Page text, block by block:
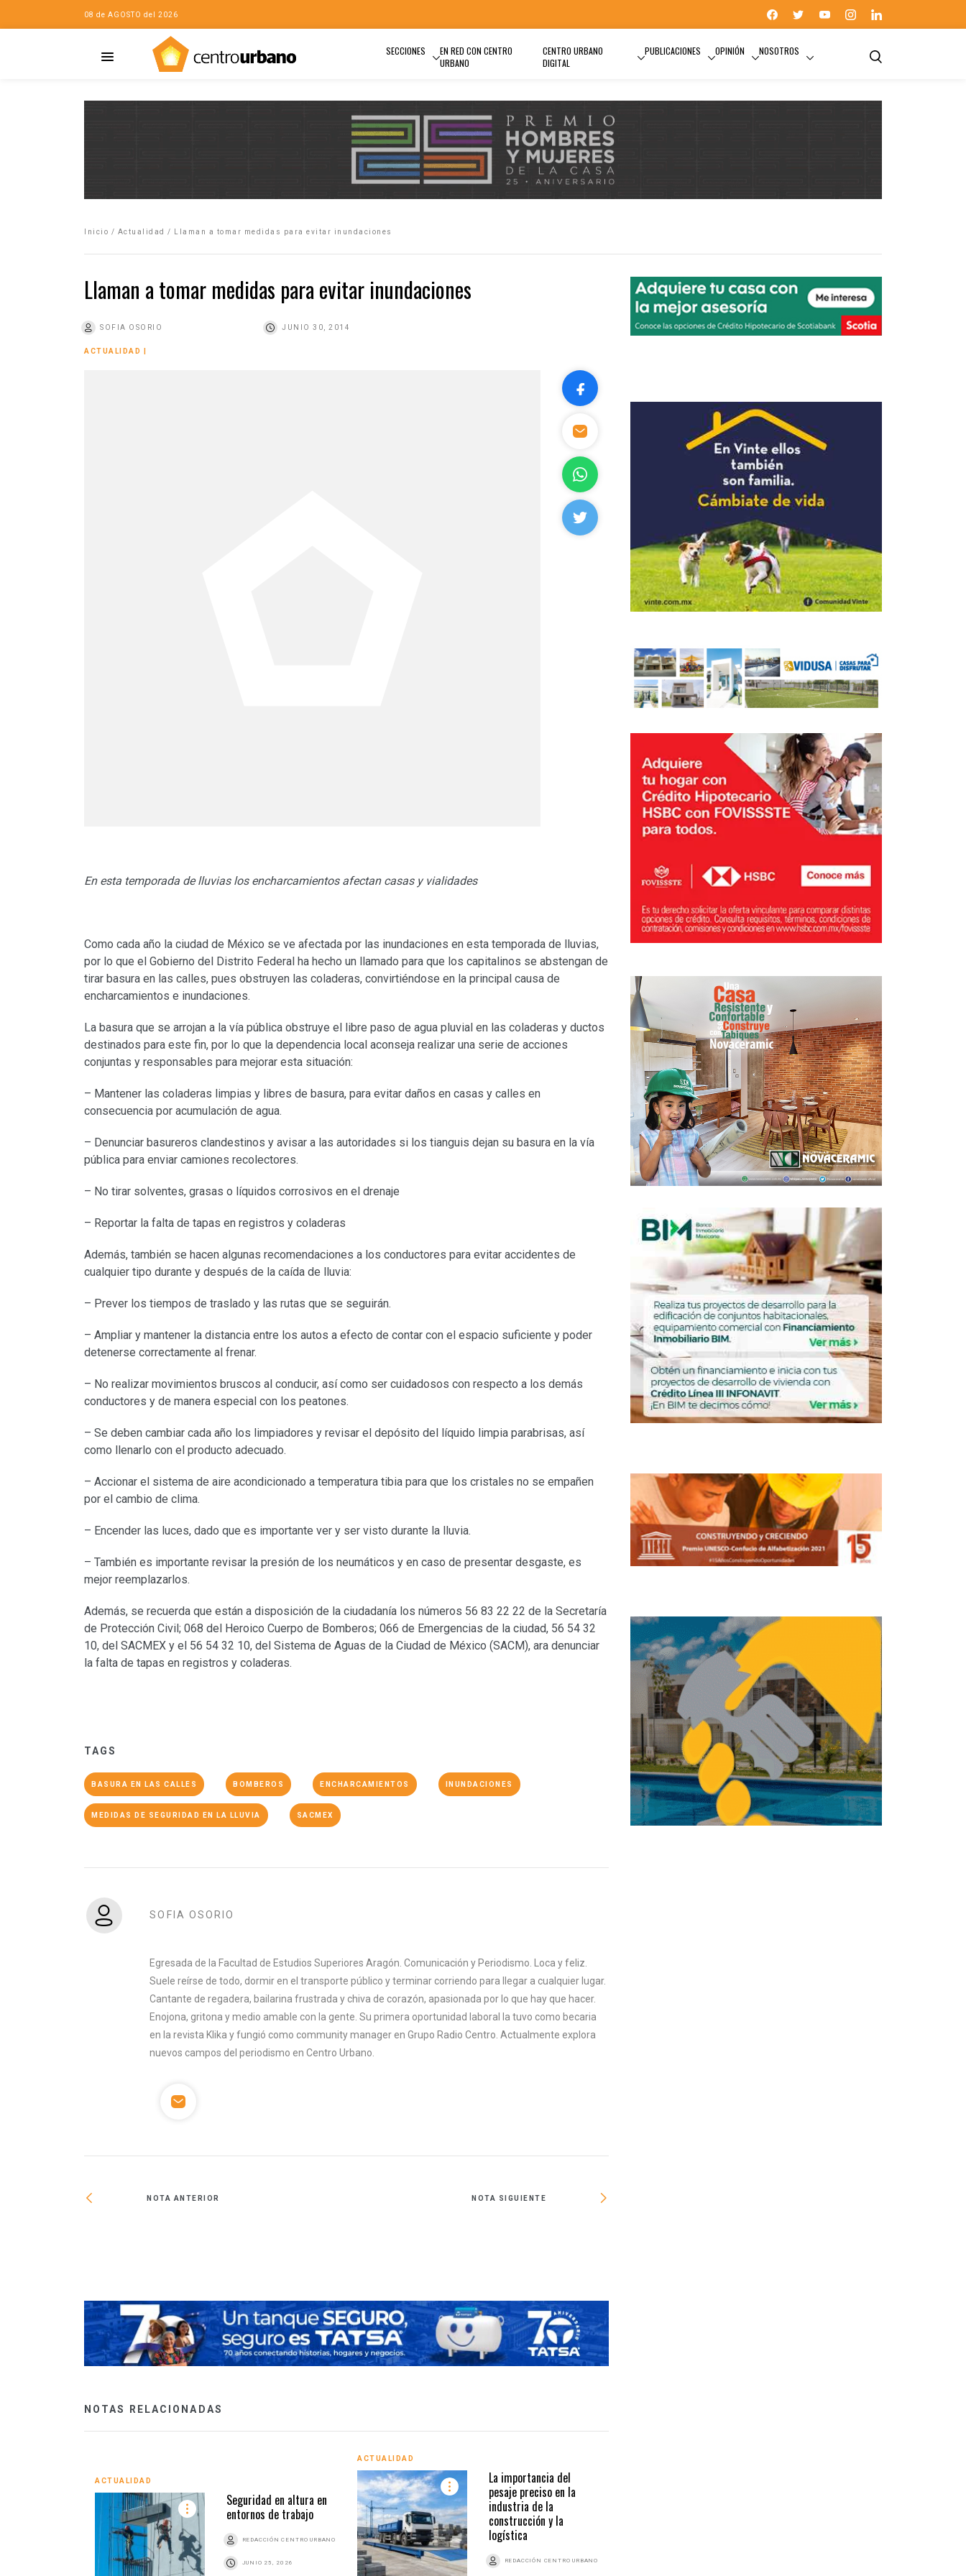
08 de AGOSTO del 2026
SECCIONES
EN RED CON CENTRO
URBANO
CENTRO URBANO
DIGITAL
PUBLICACIONES OPINIÓN NOSOTROS
Inicio / Actualidad / Llaman a tomar medidas para evitar inundaciones
Llaman a tomar medidas para evitar inundaciones
SOFIA OSORIO JUNIO 30, 2014
ACTUALIDAD
En esta temporada de lluvias los encharcamientos afectan casas y vialidades
Como cada año la ciudad de México se ve afectada por las inundaciones en esta temporada de lluvias,
por lo que el Gobierno del Distrito Federal ha hecho un llamado para que los capitalinos se abstengan de
tirar basura en las calles, pues obstruyen las coladeras, convirtiéndose en la principal causa de
encharcamientos e inundaciones.
La basura que se arrojan a la vía pública obstruye el libre paso de agua pluvial en las coladeras y ductos
destinados para este fin, por lo que la dependencia local aconseja realizar una serie de acciones
conjuntas y responsables para mejorar esta situación:
– Mantener las coladeras limpias y libres de basura, para evitar daños en casas y calles en
consecuencia por acumulación de agua.
– Denunciar basureros clandestinos y avisar a las autoridades si los tianguis dejan su basura en la vía
pública para enviar camiones recolectores.
– No tirar solventes, grasas o líquidos corrosivos en el drenaje
– Reportar la falta de tapas en registros y coladeras
Además, también se hacen algunas recomendaciones a los conductores para evitar accidentes de
cualquier tipo durante y después de la caída de lluvia:
– Prever los tiempos de traslado y las rutas que se seguirán.
– Ampliar y mantener la distancia entre los autos a efecto de contar con el espacio suficiente y poder
detenerse correctamente al frenar.
– No realizar movimientos bruscos al conducir, así como ser cuidadosos con respecto a los demás
conductores y de manera especial con los peatones.
– Se deben cambiar cada año los limpiadores y revisar el depósito del líquido limpia parabrisas, así
como llenarlo con el producto adecuado.
– Accionar el sistema de aire acondicionado a temperatura tibia para que los cristales no se empañen
por el cambio de clima.
– Encender las luces, dado que es importante ver y ser visto durante la lluvia.
– También es importante revisar la presión de los neumáticos y en caso de presentar desgaste, es
mejor reemplazarlos.
Además, se recuerda que están a disposición de la ciudadanía los números 56 83 22 22 de la Secretaría
de Protección Civil; 068 del Heroico Cuerpo de Bomberos; 066 de Emergencias de la ciudad, 56 54 32
10, del SACMEX y el 56 54 32 10, del Sistema de Aguas de la Ciudad de México (SACM), ara denunciar
la falta de tapas en registros y coladeras.
TAGS
BASURA EN LAS CALLES BOMBEROS ENCHARCAMIENTOS INUNDACIONES
MEDIDAS DE SEGURIDAD EN LA LLUVIA SACMEX
SOFIA OSORIO
Egresada de la Facultad de Estudios Superiores Aragón. Comunicación y Periodismo. Loca y feliz.
Suele reírse de todo, dormir en el transporte público y terminar corriendo para llegar a cualquier lugar.
Cantante de regadera, bailarina frustrada y chiva de corazón, apasionada por lo que hay que hacer.
Enojona, gritona y medio amable con la gente. Su primera oportunidad laboral la tuvo como becaria
en la revista Klika y fungió como community manager en Grupo Radio Centro. Actualmente explora
nuevos campos del periodismo en Centro Urbano.
NOTA ANTERIOR NOTA SIGUIENTE
NOTAS RELACIONADAS
ACTUALIDAD
Seguridad en altura en
entornos de trabajo
REDACCIÓN CENTRO URBANO
JUNIO 25, 2026
ACTUALIDAD
La importancia del
pesaje preciso en la
industria de la
construcción y la
logística
REDACCIÓN CENTRO URBANO